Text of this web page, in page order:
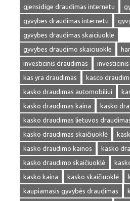
gjensidige draudimas internetu
gyvybes draudimas internetu
gyvybes draudimas skaiciuokle
gyvybes draudimo skaiciuokle
investicinis draudimas
kas yra draudimas
kasco
kasko draudimas automobiliui
kasko draudimas kaina
kasko
kasko draudimas lietuvos
kasko draudimas skaičiuoklė
kasko draudimo kainos
kasko
kasko draudimo skaičiuoklė
kasko kaina
kasko skaičiuoklė
kaupiamasis gyvybės draudimas